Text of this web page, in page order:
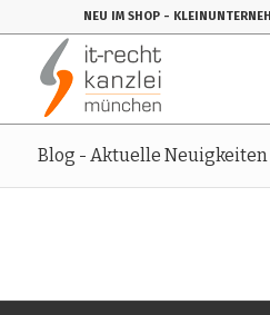
NEU IM SHOP -
Blog - Aktuelle Neuigkeiten